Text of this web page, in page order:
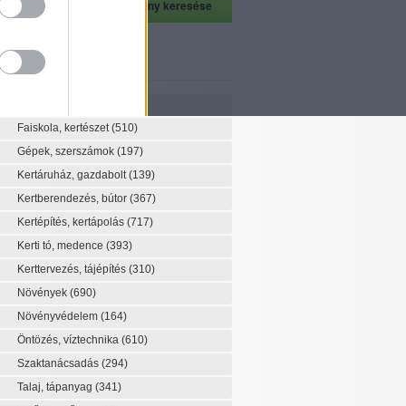
szaknévsor
Faiskola, kertészet(510)
Gépek, szerszámok (197)
Kertáruház, gazdabolt(139)
Kertberendezés, bútor (367)
Kertépítés, kertápolás (717)
Kerti tó, medence (393)
Kerttervezés, tájépítés (310)
Növények (690)
Növényvédelem (164)
Öntözés, víztechnika (610)
Szaktanácsadás (294)
Talaj, tápanyag (341)